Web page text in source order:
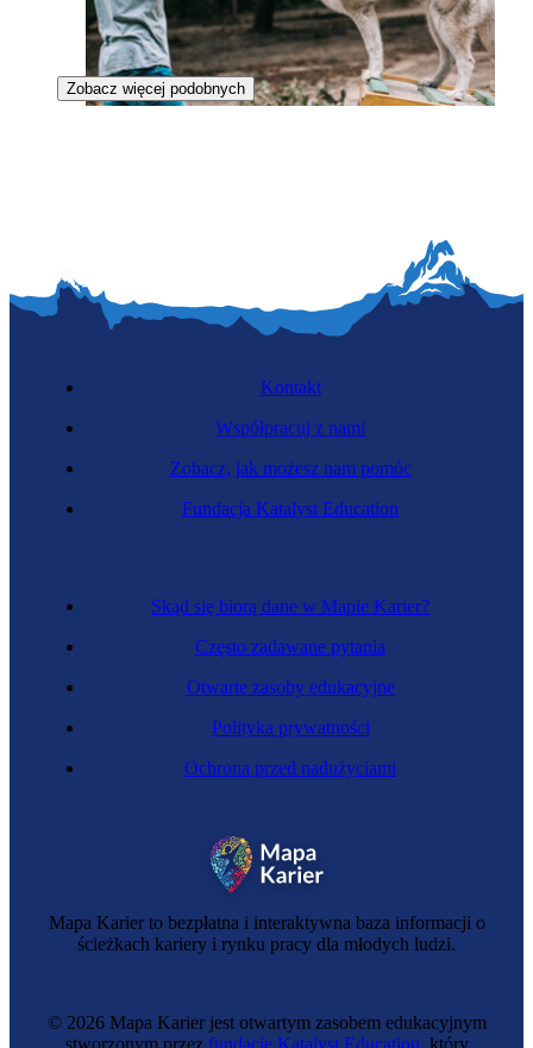
Specjalista utrzymania sieci telekomunikacyjnej
Zobacz więcej podobnych
Mapa Karier to bezpłatna i interaktywna baza informacji o
ścieżkach kariery i rynku pracy dla młodych ludzi.
Skąd się biorą dane w Mapie Karier?
Często zadawane pytania
Otwarte zasoby edukacyjne
Polityka prywatności
Ochrona przed nadużyciami
Kontakt
Współpracuj z nami
Zobacz, jak możesz nam pomóc
Fundacja Katalyst Education
© 2026 Mapa Karier jest otwartym zasobem edukacyjnym